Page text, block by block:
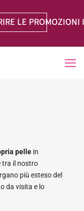
LE PROMOZIONI
pelle in
tra il nostro
più esteso del
da visita e lo